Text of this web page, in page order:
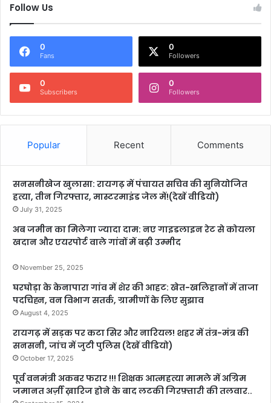
Follow Us
0
Fans
0
Followers
0
Subscribers
0
Followers
Popular Recent Comments
सनसनीखेज खुलासा: रायगढ़ में पंचायत सचिव की सुनियोजित
हत्या, तीन गिरफ्तार, मास्टरमाइंड जेल में!(देखें वीडियो)
July 31, 2025
अब जमीन का मिलेगा ज्यादा दाम: नए गाइडलाइन रेट से कोयला
खदान और एयरपोर्ट वाले गांवों में बढ़ी उम्मीद
November 25, 2025
घरघोड़ा के केनापारा गांव में शेर की आहट: खेत-खलिहानों में ताजा
पदचिह्न, वन विभाग सतर्क, ग्रामीणों के लिए सुझाव
August 4, 2025
रायगढ़ में सड़क पर कटा सिर और नारियल! शहर में तंत्र-मंत्र की
सनसनी, जांच में जुटी पुलिस (देखें वीडियो)
October 17, 2025
पूर्व वनमंत्री अकबर फरार !!! शिक्षक आत्महत्या मामले में अग्रिम
जमानत अर्ज़ी ख़ारिज होने के बाद लटकी गिरफ़्तारी की तलवार..